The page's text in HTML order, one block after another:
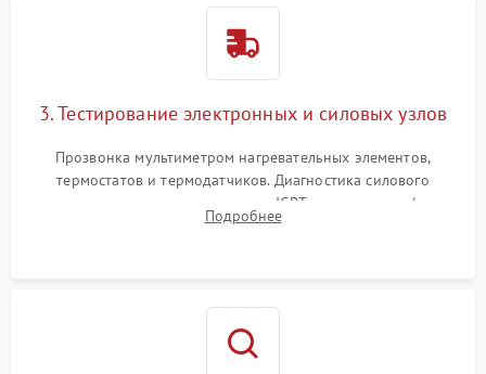
3. Тестирование электронных и силовых узлов
Прозвонка мультиметром нагревательных элементов,
термостатов и термодатчиков. Диагностика силового
модуля, реле, диодных мостов и IGBT-транзисторов (для
индукции). Проверка кранов и газ-контроля (для газовых
Подробнее